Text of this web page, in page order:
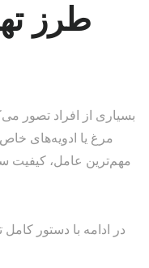
طرز
بسیاری از افراد تصور
مرغ یا ادویه‌های
مهم‌ترین عامل،
در ادامه با دستور